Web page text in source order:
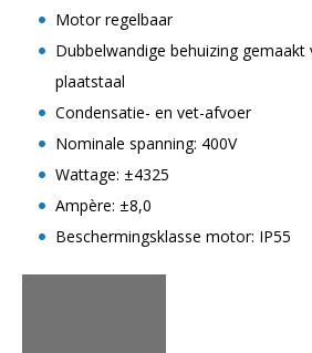
Motor regelbaar
Dubbelwandige behuizing gemaakt
plaatstaal
Condensatie- en vet-afvoer
Nominale spanning: 400V
Wattage: ±4325
Ampère: ±8,0
Beschermingsklasse motor: IP55